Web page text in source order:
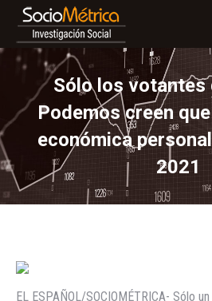
Sólo los votantes
Podemos creen
económica
2021
EL ESPAÑOL/SOCIOMÉTRICA- Sólo